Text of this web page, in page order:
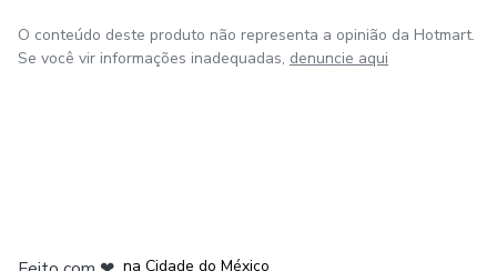
O conteúdo deste produto não representa a opinião da Hotmart.
Se você vir informações inadequadas, denuncie aqui
na Cidade do México